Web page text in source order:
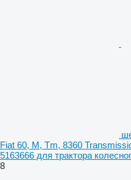
Fiat 60, M, Tm, 8360
5163666 для трактора
8